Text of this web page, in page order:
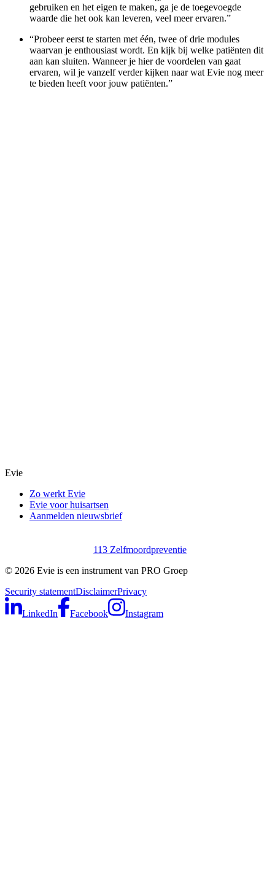
gebruiken en het eigen te maken, ga je de toegevoegde
waarde die het ook kan leveren, veel meer ervaren.”
“Probeer eerst te starten met één, twee of drie modules
waarvan je enthousiast wordt. En kijk bij welke patiënten dit
aan kan sluiten. Wanneer je hier de voordelen van gaat
ervaren, wil je vanzelf verder kijken naar wat Evie nog meer
te bieden heeft voor jouw patiënten.”
Evie
Zo werkt Evie
Evie voor huisartsen
Aanmelden nieuwsbrief
113 Zelfmoordpreventie
© 2026 Evie is een instrument van PRO Groep
Security statementDisclaimerPrivacy
LinkedIn Facebook Instagram